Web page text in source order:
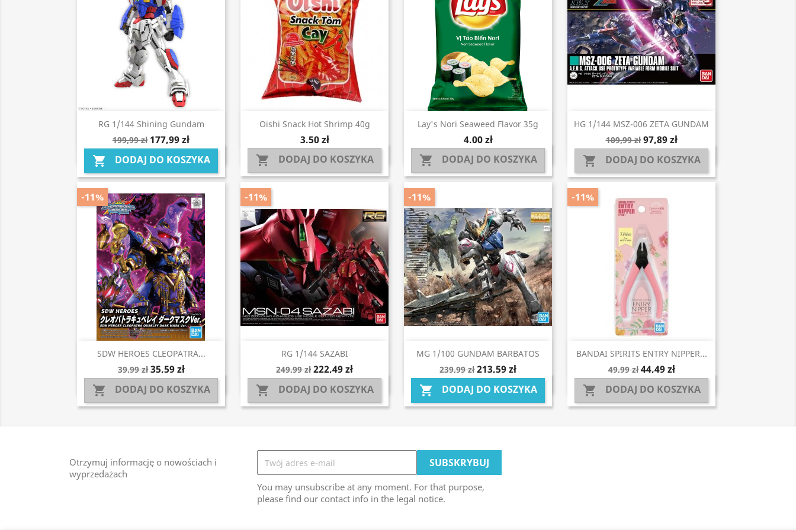
RG 1/144 Shining Gundam
199,99 zł 177,99 zł
 DODAJ DO KOSZYKA
Szybki podgląd Oishi Snack Hot Shrimp 40g
3,50 zł
 DODAJ DO KOSZYKA
Szybki podgląd Lay's Nori Seaweed Flavor 35g
4,00 zł
 DODAJ DO KOSZYKA
Szybki podgląd
HG 1/144 MSZ-006 ZETA GUNDAM
109,99 zł 97,89 zł
 DODAJ DO KOSZYKA
 Szybki podgląd
SDW HEROES CLEOPATRA...
39,99 zł 35,59 zł
 DODAJ DO KOSZYKA
-11%
Szybki podgląd
RG 1/144 SAZABI
249,99 zł 222,49 zł
 DODAJ DO KOSZYKA
-11%
Szybki podgląd
MG 1/100 GUNDAM BARBATOS
239,99 zł 213,59 zł
 DODAJ DO KOSZYKA
-11%
Szybki podgląd
BANDAI SPIRITS ENTRY NIPPER...
49,99 zł 44,49 zł
 DODAJ DO KOSZYKA
-11%
Szybki podgląd
Otrzymuj informację o nowościach i
wyprzedażach
You may unsubscribe at any moment. For that purpose,
please find our contact info in the legal notice.